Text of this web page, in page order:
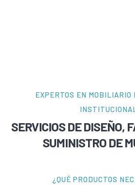
EXPERTOS EN MOBILIARIO
SERVICIOS DE DISEÑO,
SUMINISTRO DE
¿QUÉ PRODUCTOS